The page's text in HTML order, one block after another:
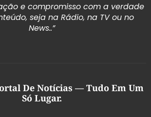
e compromisso com a verdade
seja na Rádio, na TV ou no
News..”
De Notícias — Tudo Em Um
Só Lugar.